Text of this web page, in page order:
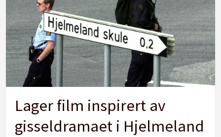
Lager film inspirert av
gisseldramaet i Hjelmeland